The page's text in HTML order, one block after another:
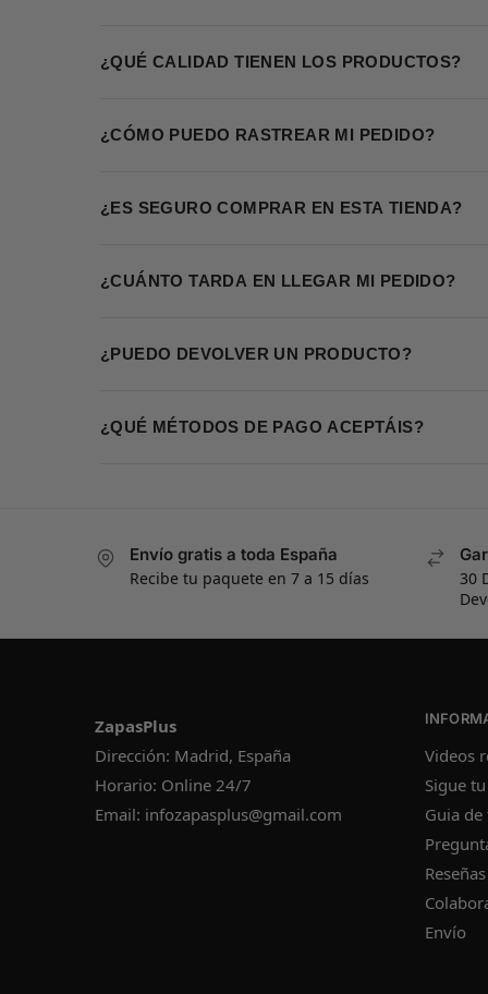
¿QUÉ CALIDAD TIENEN LOS PRODUCTOS?
¿CÓMO PUEDO RASTREAR MI PEDIDO?
¿ES SEGURO COMPRAR EN ESTA TIENDA?
¿CUÁNTO TARDA EN LLEGAR MI PEDIDO?
¿PUEDO DEVOLVER UN PRODUCTO?
¿QUÉ MÉTODOS DE PAGO ACEPTÁIS?
Envío gratis a toda España
Recibe tu paquete en 7 a 15 días
30
ZapasPlus
Dirección: Madrid, España
Horario: Online 24/7
Email: infozapasplus@gmail.com
Videos
Sigue
Guia de
Envío